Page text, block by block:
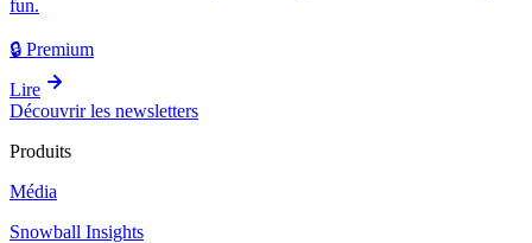
fun.
🔒 Premium
Lire
Découvrir les newsletters
Produits
Média
Snowball Insights